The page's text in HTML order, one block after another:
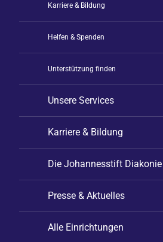
Karriere & Bildung
Helfen & Spenden
Unterstützung finden
Unsere Services
Karriere & Bildung
Die Johannesstift Diakonie
Presse & Aktuelles
Alle Einrichtungen